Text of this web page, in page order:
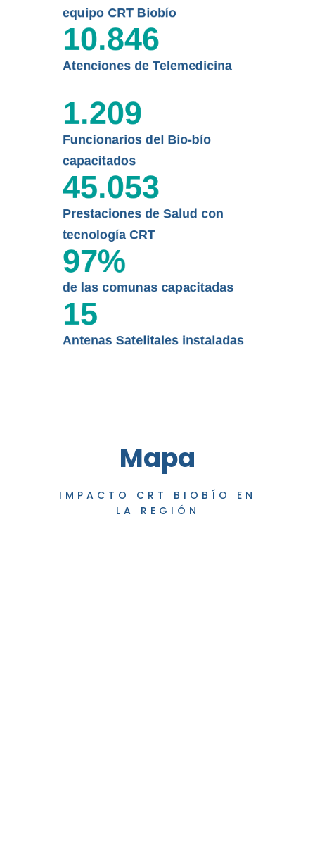
equipo CRT Biobío
Atenciones de Telemedicina
10.846
Funcionarios del Bio-bío
capacitados
1.209
Prestaciones de Salud con
tecnología CRT
45.053
de las comunas capacitadas
97%
Antenas Satelitales instaladas
15
Mapa
IMPACTO CRT BIOBÍO EN
LA REGIÓN